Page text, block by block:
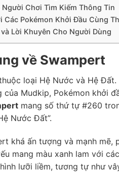
Chơi Tìm Kiếm Thông Tin
Các Pokémon Khởi Đầu Cùng
Lời Khuyên Cho Người Dùng
về Swampert
loại Hệ Nước và Hệ
Mudkip, Pokémon khởi
mang số thứ tự #260
Nước Đất”.
khá ấn tượng và mạnh mẽ,
mang màu xanh lam với
lưỡi liềm, tương tự như